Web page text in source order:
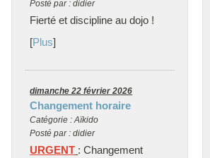
Posté par : didier
Fierté et discipline au dojo !
[Plus]
dimanche 22 février 2026
Changement horaire
Catégorie : Aïkido
Posté par : didier
URGENT : Changement